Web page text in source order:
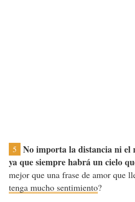
5
No importa la distancia ni el
ya que siempre habrá un cielo
mejor que una frase de amor que
tenga mucho sentimiento?